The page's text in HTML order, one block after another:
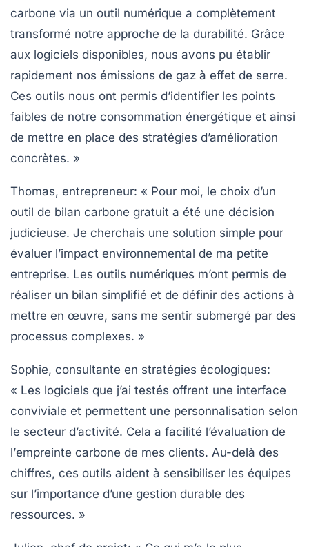
carbone via un outil numérique a complètement
transformé notre approche de la durabilité. Grâce
aux logiciels disponibles, nous avons pu établir
rapidement nos émissions de gaz à effet de serre.
Ces outils nous ont permis d’identifier les points
faibles de notre consommation énergétique et ainsi
de mettre en place des stratégies d’amélioration
concrètes. »
Thomas, entrepreneur: « Pour moi, le choix d’un
outil de bilan carbone gratuit a été une décision
judicieuse. Je cherchais une solution simple pour
évaluer l’impact environnemental de ma petite
entreprise. Les outils numériques m’ont permis de
réaliser un bilan simplifié et de définir des actions à
mettre en œuvre, sans me sentir submergé par des
processus complexes. »
Sophie, consultante en stratégies écologiques:
« Les logiciels que j’ai testés offrent une interface
conviviale et permettent une personnalisation selon
le secteur d’activité. Cela a facilité l’évaluation de
l’empreinte carbone de mes clients. Au-delà des
chiffres, ces outils aident à sensibiliser les équipes
sur l’importance d’une gestion durable des
ressources. »